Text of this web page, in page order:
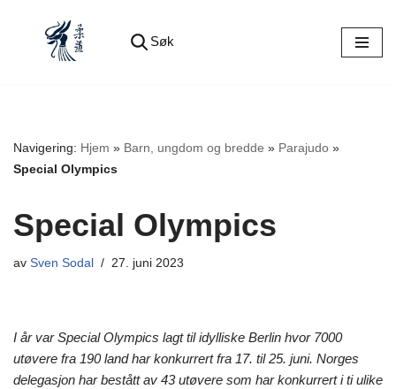
Søk
Navigering: Hjem » Barn, ungdom og bredde » Parajudo »
Special Olympics
Special Olympics
av Sven Sodal 27. juni 2023
I år var Special Olympics lagt til idylliske Berlin hvor 7000
utøvere fra 190 land har konkurrert fra 17. til 25. juni. Norges
delegasjon har bestått av 43 utøvere som har konkurrert i ti ulike